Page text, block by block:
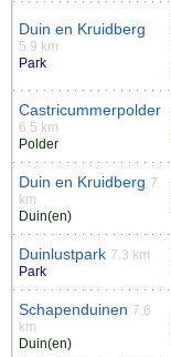
Duin en Kruidberg
5.9 km
Park
Castricummerpolder
6.5 km
Polder
Duin en Kruidberg 7
km
Duin(en)
Duinlustpark 7.3 km
Park
Schapenduinen 7.6
km
Duin(en)